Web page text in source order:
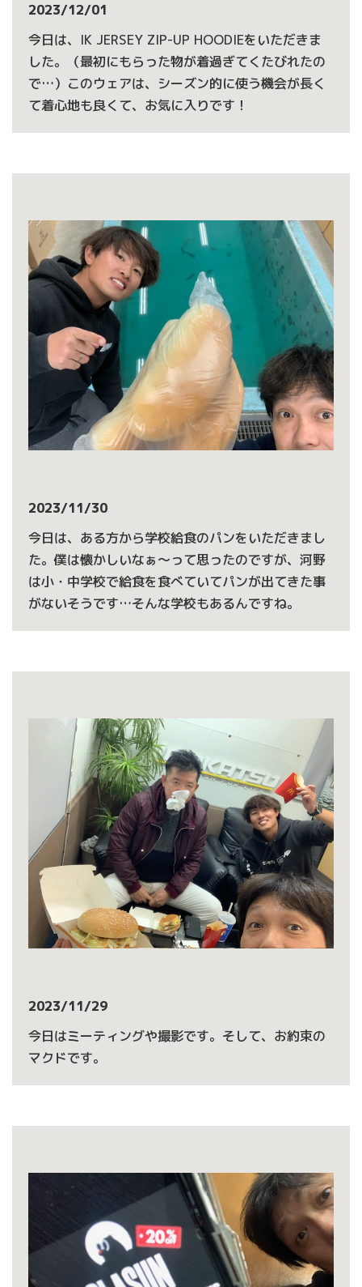
2023/12/01
今日は、IK JERSEY ZIP-UP HOODIEをいただきま
した。（最初にもらった物が着過ぎてくたびれたの
で…）このウェアは、シーズン的に使う機会が長く
て着心地も良くて、お気に入りです！
2023/11/30
今日は、ある方から学校給食のパンをいただきまし
た。僕は懐かしいなぁ〜って思ったのですが、河野
は小・中学校で給食を食べていてパンが出てきた事
がないそうです…そんな学校もあるんですね。
2023/11/29
今日はミーティングや撮影です。そして、お約束の
マクドです。